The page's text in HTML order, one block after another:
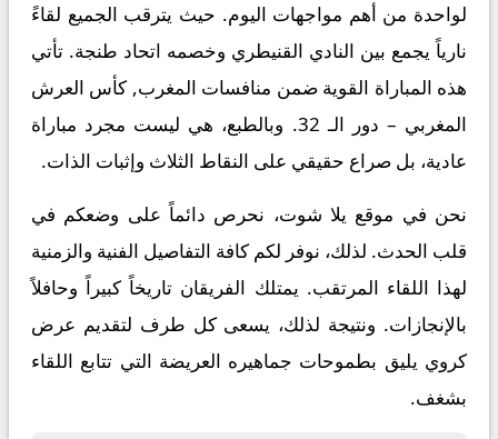
لواحدة من أهم مواجهات اليوم. حيث يترقب الجميع لقاءً
نارياً يجمع بين النادي القنيطري وخصمه اتحاد طنجة. تأتي
هذه المباراة القوية ضمن منافسات المغرب, كأس العرش
المغربي – دور الـ 32
. وبالطبع، هي ليست مجرد مباراة
عادية، بل صراع حقيقي على النقاط الثلاث وإثبات الذات.
نحن في موقع يلا شوت، نحرص دائماً على وضعكم في
قلب الحدث. لذلك، نوفر لكم كافة التفاصيل الفنية والزمنية
لهذا اللقاء المرتقب. يمتلك الفريقان تاريخاً كبيراً وحافلاً
بالإنجازات. ونتيجة لذلك، يسعى كل طرف لتقديم عرض
كروي يليق بطموحات جماهيره العريضة التي تتابع اللقاء
بشغف.